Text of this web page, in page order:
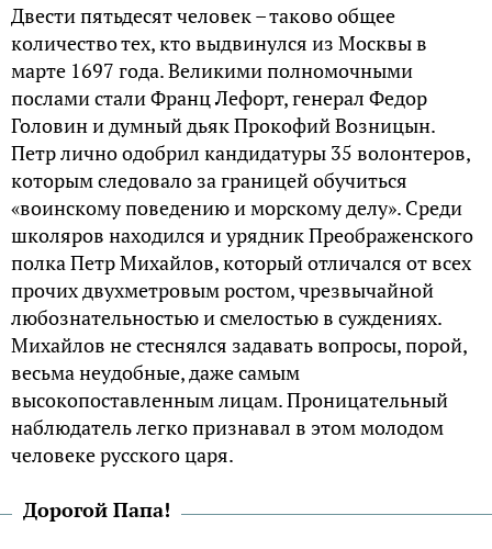
Двести пятьдесят человек – таково общее
количество тех, кто выдвинулся из Москвы в
марте 1697 года. Великими полномочными
послами стали Франц Лефорт, генерал Федор
Головин и думный дьяк Прокофий Возницын.
Петр лично одобрил кандидатуры 35 волонтеров,
которым следовало за границей обучиться
«воинскому поведению и морскому делу». Среди
школяров находился и урядник Преображенского
полка Петр Михайлов, который отличался от всех
прочих двухметровым ростом, чрезвычайной
любознательностью и смелостью в суждениях.
Михайлов не стеснялся задавать вопросы, порой,
весьма неудобные, даже самым
высокопоставленным лицам. Проницательный
наблюдатель легко признавал в этом молодом
человеке русского царя.
Дорогой Папа!